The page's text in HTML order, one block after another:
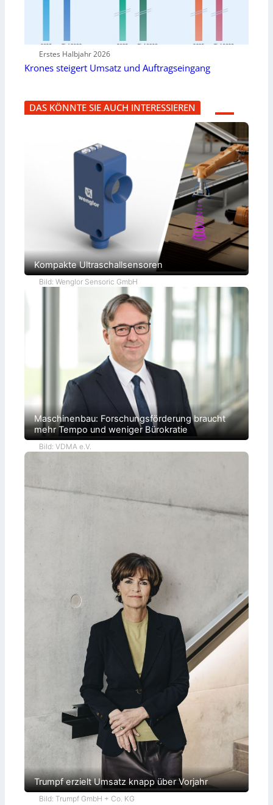
Erstes Halbjahr 2026
Krones steigert Umsatz und Auftragseingang
DAS KÖNNTE SIE AUCH INTERESSIEREN
Kompakte Ultraschallsensoren
Bild: Wenglor Sensoric GmbH
Maschinenbau: Forschungsförderung braucht
mehr Tempo und weniger Bürokratie
Bild: VDMA e.V.
Trumpf erzielt Umsatz knapp über Vorjahr
Bild: Trumpf GmbH + Co. KG